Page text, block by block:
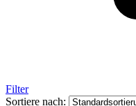
Filter
Sortiere nach: